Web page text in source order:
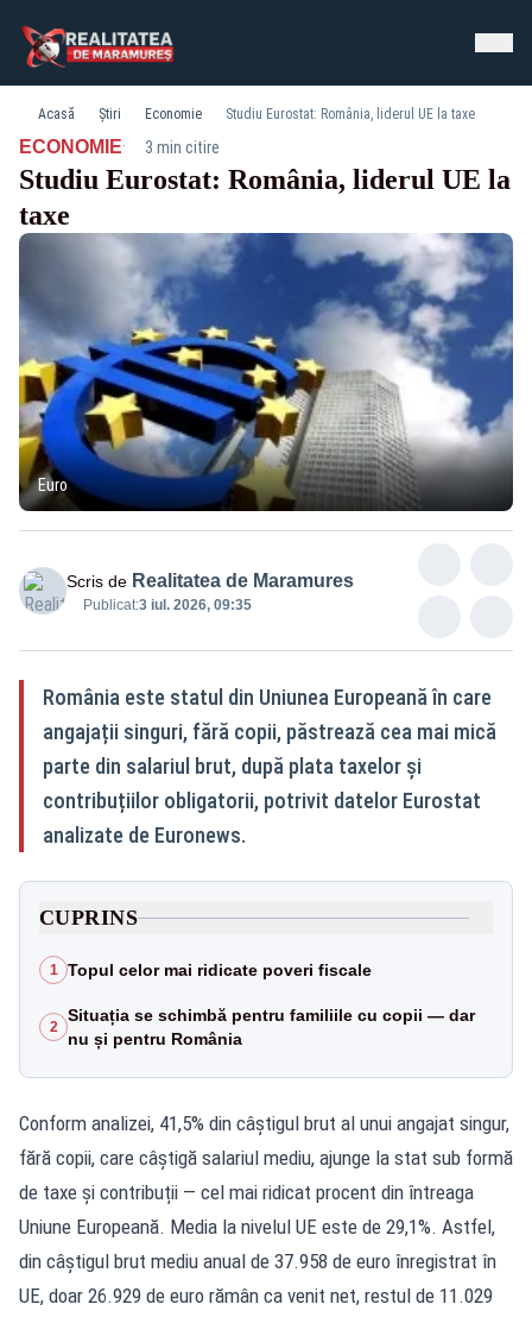
Acasă Știri Economie Studiu Eurostat: România, liderul UE la taxe
ECONOMIE· 3 min citire
Studiu Eurostat: România, liderul UE la
taxe
Euro
Scris de Realitatea de Maramures
Publicat:3 iul. 2026, 09:35
România este statul din Uniunea Europeană în care
angajații singuri, fără copii, păstrează cea mai mică
parte din salariul brut, după plata taxelor și
contribuțiilor obligatorii, potrivit datelor Eurostat
analizate de Euronews.
CUPRINS
1 Topul celor mai ridicate poveri fiscale
2
Situația se schimbă pentru familiile cu copii — dar
nu și pentru România
Conform analizei, 41,5% din câștigul brut al unui angajat singur,
fără copii, care câștigă salariul mediu, ajunge la stat sub formă
de taxe și contribuții — cel mai ridicat procent din întreaga
Uniune Europeană. Media la nivelul UE este de 29,1%. Astfel,
din câștigul brut mediu anual de 37.958 de euro înregistrat în
UE, doar 26.929 de euro rămân ca venit net, restul de 11.029